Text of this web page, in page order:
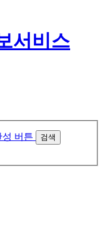
검색